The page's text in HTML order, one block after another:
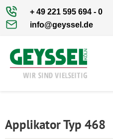
+ 49 221 595 694 - 0
info@geyssel.de
Applikator Typ 468